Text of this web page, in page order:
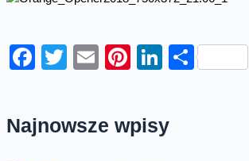
Facebook
Twitter
EmailPinterest
LinkedIn
Share
Najnowsze wpisy